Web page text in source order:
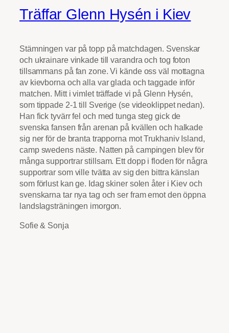
Träffar Glenn Hysén i Kiev
Stämningen var på topp på matchdagen. Svenskar
och ukrainare vinkade till varandra och tog foton
tillsammans på fan zone. Vi kände oss väl mottagna
av kievborna och alla var glada och taggade inför
matchen. Mitt i vimlet träffade vi på Glenn Hysén,
som tippade 2-1 till Sverige (se videoklippet nedan).
Han fick tyvärr fel och med tunga steg gick de
svenska fansen från arenan på kvällen och halkade
sig ner för de branta trapporna mot Trukhaniv Island,
camp swedens näste. Natten på campingen blev för
många supportrar stillsam. Ett dopp i floden för några
supportrar som ville tvätta av sig den bittra känslan
som förlust kan ge. Idag skiner solen åter i Kiev och
svenskarna tar nya tag och ser fram emot den öppna
landslagsträningen imorgon.
Sofie & Sonja